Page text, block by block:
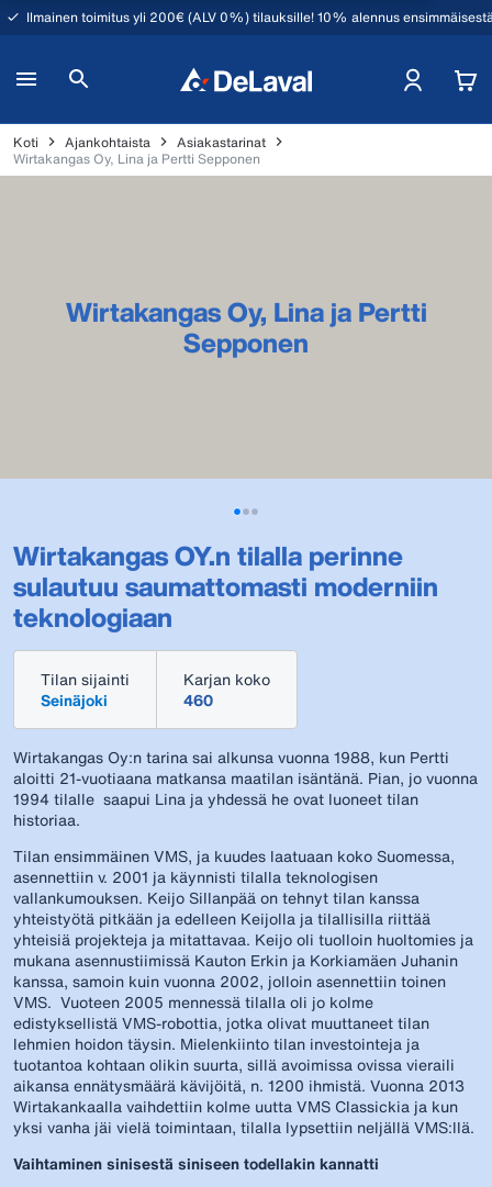
Ilmainen toimitus yli 200€ (ALV 0%) tilauksille! 10% alennus
Koti Ajankohtaista
Asiakastarinat
Wirtakangas Oy, Lina ja Pertti Sepponen
Wirtakangas Oy, Lina ja Pertti
Sepponen
Wirtakangas OY.n tilalla perinne
sulautuu saumattomasti moderniin
teknologiaan
Tilan sijainti
Seinäjoki
Karjan koko
460
Wirtakangas Oy:n tarina sai alkunsa vuonna 1988, kun Pertti
aloitti 21-vuotiaana matkansa maatilan isäntänä. Pian, jo vuonna
1994 tilalle saapui Lina ja yhdessä he ovat luoneet tilan
historiaa.
Tilan ensimmäinen VMS, ja kuudes laatuaan koko Suomessa,
asennettiin v. 2001 ja käynnisti tilalla teknologisen
vallankumouksen. Keijo Sillanpää on tehnyt tilan kanssa
yhteistyötä pitkään ja edelleen Keijolla ja tilallisilla riittää
yhteisiä projekteja ja mitattavaa. Keijo oli tuolloin huoltomies ja
mukana asennustiimissä Kauton Erkin ja Korkiamäen Juhanin
kanssa, samoin kuin vuonna 2002, jolloin asennettiin toinen
VMS. Vuoteen 2005 mennessä tilalla oli jo kolme
edistyksellistä VMS-robottia, jotka olivat muuttaneet tilan
lehmien hoidon täysin. Mielenkiinto tilan investointeja ja
tuotantoa kohtaan olikin suurta, sillä avoimissa ovissa vieraili
aikansa ennätysmäärä kävijöitä, n. 1200 ihmistä. Vuonna 2013
Wirtakankaalla vaihdettiin kolme uutta VMS Classickia ja kun
yksi vanha jäi vielä toimintaan, tilalla lypsettiin neljällä VMS:llä.
Vaihtaminen sinisestä siniseen todellakin kannatti